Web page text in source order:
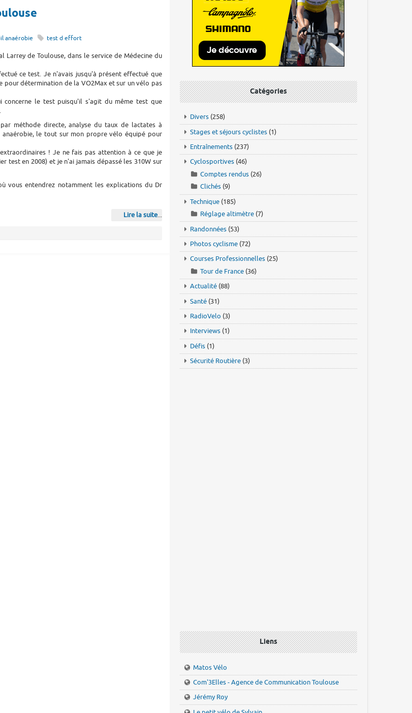
anaérobie test d effort
de Toulouse, dans le service de Médecine du
ce test. Je n'avais jusqu'à présent effectué que
détermination de la VO2Max et sur un vélo pas
le test puisqu'il s'agit du même test que
méthode directe, analyse du taux de lactates à
le tout sur mon propre vélo équipé pour
! Je ne fais pas attention à ce que je
test en 2008) et je n'ai jamais dépassé les 310W sur
vous entendrez notamment les explications du Dr
Lire la suite...
Catégories
Divers (258)
Stages et séjours cyclistes (1)
Entraînements (237)
Cyclosportives (46)
Comptes rendus (26)
Clichés (9)
Technique (185)
Réglage altimètre (7)
Randonnées (53)
Photos cyclisme (72)
Courses Professionnelles (25)
Tour de France (36)
Actualité (88)
Santé (31)
RadioVelo (3)
Interviews (1)
Défis (1)
Sécurité Routière (3)
Liens
Matos Vélo
Com'3Elles - Agence de Communication Toulouse
Jérémy Roy